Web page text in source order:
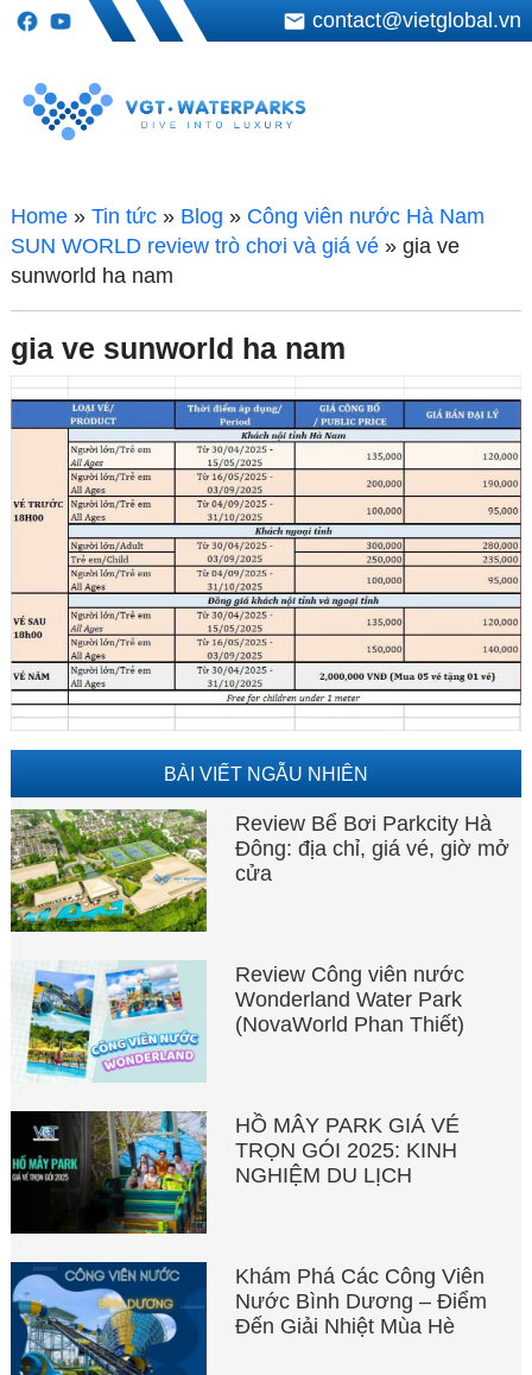
contact@vietglobal.vn
Home» Tin tức» Blog » Công viên nước Hà Nam
SUN WORLD review trò chơi và giá vé» gia ve
sunworld ha nam
gia ve sunworld ha nam
BÀI VIẾT NGẪU NHIÊN
Review Bể Bơi Parkcity Hà
Đông: địa chỉ, giá vé, giờ mở
cửa
Review Công viên nước
Wonderland Water Park
(NovaWorld Phan Thiết)
HỒ MÂY PARK GIÁ VÉ
TRỌN GÓI 2025: KINH
NGHIỆM DU LỊCH
Khám Phá Các Công Viên
Nước Bình Dương – Điểm
Đến Giải Nhiệt Mùa Hè